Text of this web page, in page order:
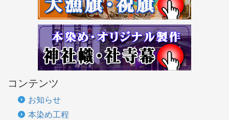
コンテンツ
お知らせ
本染め工程